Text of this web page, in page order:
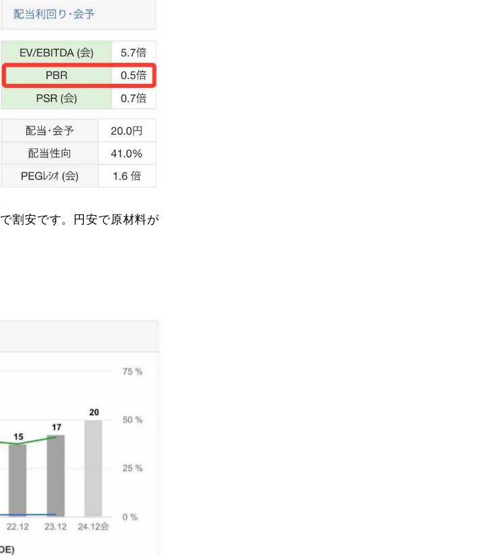
で割安です。円安で原材料が